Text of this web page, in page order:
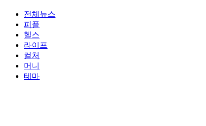
전체뉴스
피플
헬스
라이프
컬처
머니
테마